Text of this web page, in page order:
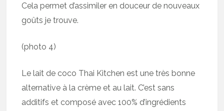
Cela permet d’assimiler en douceur de nouveaux
goûts je trouve.
(photo 4)
Le lait de coco Thai Kitchen est une très bonne
alternative à la crème et au lait. C’est sans
additifs et composé avec 100% d’ingrédients